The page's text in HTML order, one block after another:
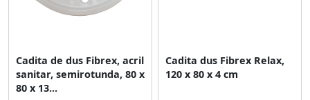
Cadita de dus Fibrex, acril
sanitar, semirotunda, 80 x
80 x 13...
Cadita dus Fibrex Relax,
120 x 80 x 4 cm